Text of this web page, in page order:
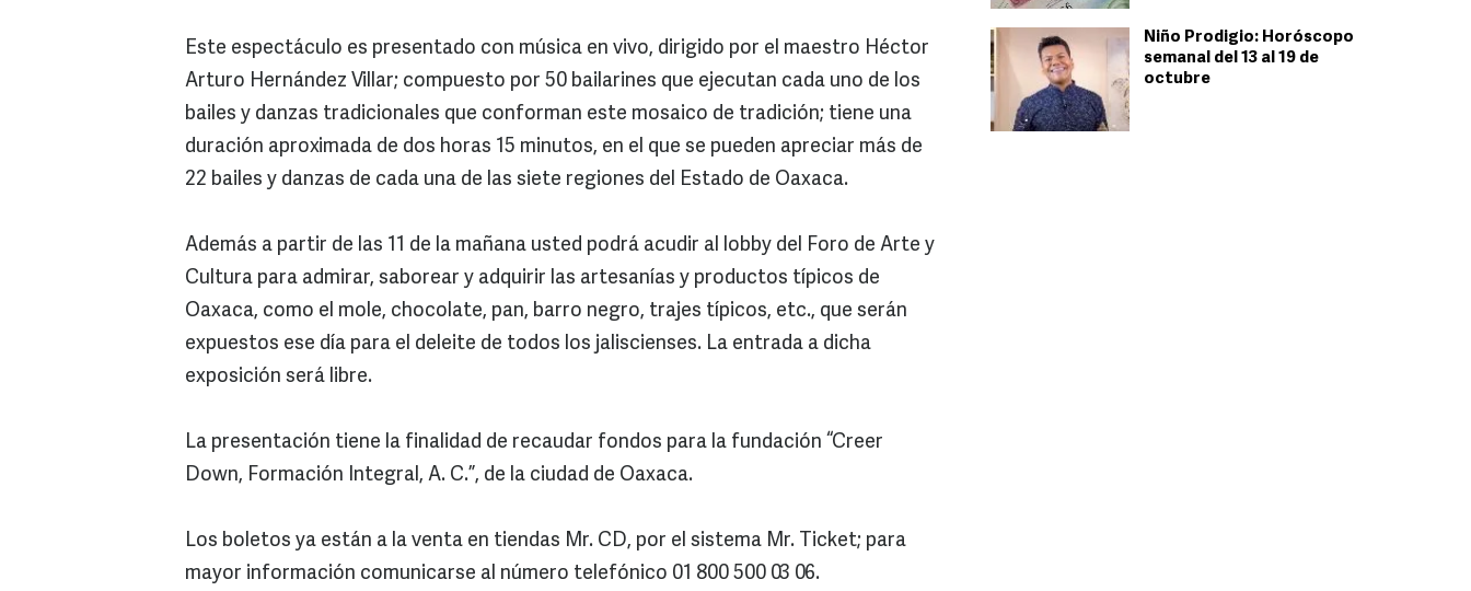
Niño Prodigio: Horóscopo
semanal del 13 al 19 de
octubre
Este espectáculo es presentado con música en vivo, dirigido por el maestro Héctor
Arturo Hernández Villar; compuesto por 50 bailarines que ejecutan cada uno de los
bailes y danzas tradicionales que conforman este mosaico de tradición; tiene una
duración aproximada de dos horas 15 minutos, en el que se pueden apreciar más de
22 bailes y danzas de cada una de las siete regiones del Estado de Oaxaca.
Además a partir de las 11 de la mañana usted podrá acudir al lobby del Foro de Arte y
Cultura para admirar, saborear y adquirir las artesanías y productos típicos de
Oaxaca, como el mole, chocolate, pan, barro negro, trajes típicos, etc., que serán
expuestos ese día para el deleite de todos los jaliscienses. La entrada a dicha
exposición será libre.
La presentación tiene la finalidad de recaudar fondos para la fundación “Creer
Down, Formación Integral, A. C.”, de la ciudad de Oaxaca.
Los boletos ya están a la venta en tiendas Mr. CD, por el sistema Mr. Ticket; para
mayor información comunicarse al número telefónico 01 800 500 03 06.